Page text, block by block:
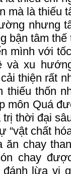
mà là thiếu
nhưng
bận tâm thế
mình với
và xu
thiện rất
thiếu thốn
môn Quá
thời đại
chất
chay
chay
lừa vị